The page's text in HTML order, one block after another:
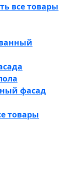
все товары
фасад
товары